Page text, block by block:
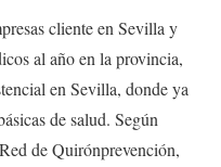
cliente en Sevilla y
al año en la provincia,
en Sevilla, donde ya
de salud. Según
de Quirónprevención,